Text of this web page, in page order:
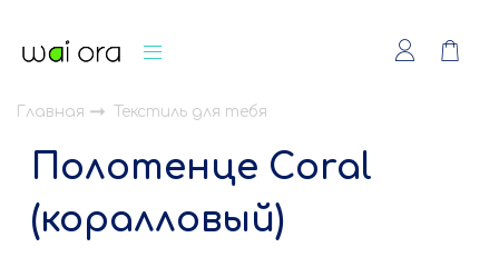
Главная Текстиль для тебя
Полотенце Coral
(коралловый)